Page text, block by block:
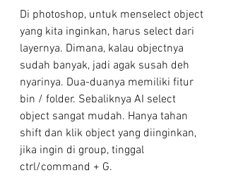
Di photoshop, untuk menselect object
yang kita inginkan, harus select dari
layernya. Dimana, kalau objectnya
sudah banyak, jadi agak susah deh
nyarinya. Dua-duanya memiliki fitur
bin / folder. Sebaliknya AI select
object sangat mudah. Hanya tahan
shift dan klik object yang diinginkan,
jika ingin di group, tinggal
ctrl/command + G.